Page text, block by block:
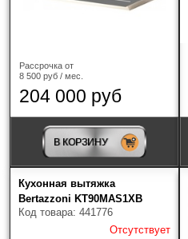
встраиваемая в потолок
Т-образная
островная(3)
Ширина
Рассрочка от
8 500 руб / мес.
204 000 руб
В КОРЗИНУ
Кухонная вытяжка
Bertazzoni KT90MAS1XB
Код товара: 441776
Отсутствует